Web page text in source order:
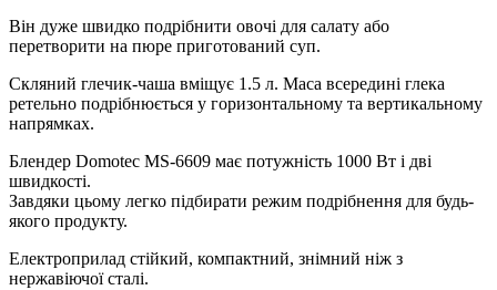
Він дуже швидко подрібнити овочі для салату або
перетворити на пюре приготований суп.
Скляний глечик-чаша вміщує 1.5 л. Маса всередині глека
ретельно подрібнюється у горизонтальному та вертикальному
напрямках.
Блендер Domotec MS-6609 має потужність 1000 Вт і дві
швидкості.
Завдяки цьому легко підбирати режим подрібнення для будь-
якого продукту.
Електроприлад стійкий, компактний, знімний ніж з
нержавіючої сталі.